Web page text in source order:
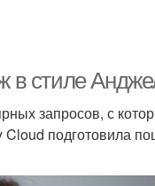
в стиле
запросов, с
подготовила